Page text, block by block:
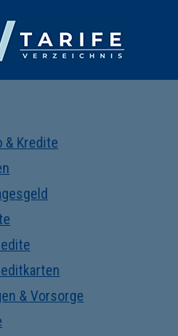
& Kredite
& Vorsorge